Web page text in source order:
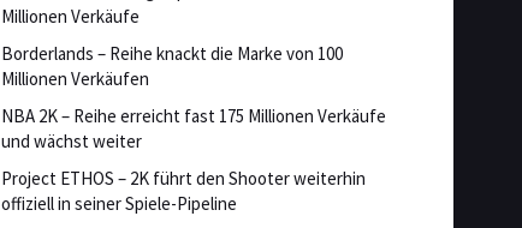
Millionen Verkäufe
Borderlands – Reihe knackt die Marke von 100
Millionen Verkäufen
NBA 2K – Reihe erreicht fast 175 Millionen Verkäufe
und wächst weiter
Project ETHOS – 2K führt den Shooter weiterhin
offiziell in seiner Spiele-Pipeline